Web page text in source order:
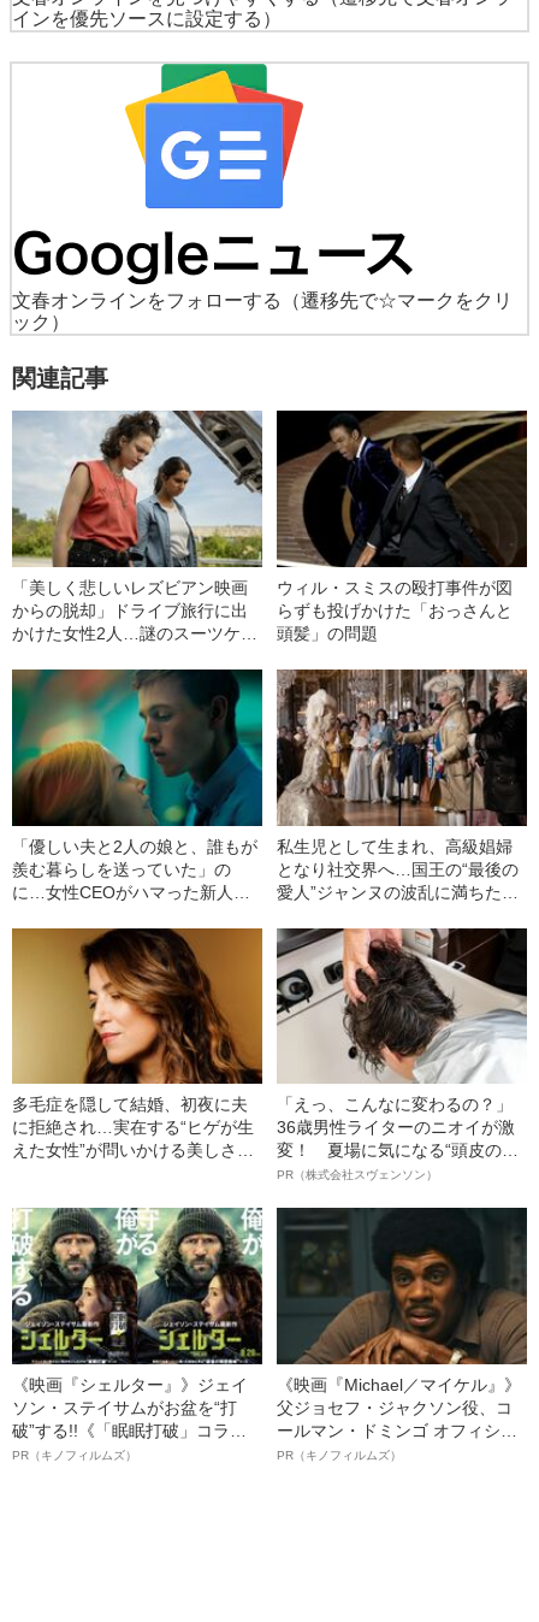
インを優先ソースに設定する）
文春オンラインをフォローする
（遷移先で☆マークをクリ
ック）
関連記事
「美しく悲しいレズビアン映画
からの脱却」ドライブ旅行に出
かけた女性2人…謎のスーツケー
イ・ドールズ」を採点！
ウィル・スミスの殴打事件が図
らずも投げかけた「おっさんと
頭髪」の問題
「優しい夫と2人の娘と、誰もが
羨む暮らしを送っていた」の
に…女性CEOがハマった新人イ
「ベイビーガール」を採点！
私生児として生まれ、高級娼婦
となり社交界へ…国王の“最後の
愛人”ジャンヌの波乱に満ちた生
ー 国王最期の愛人」を採点！
多毛症を隠して結婚、初夜に夫
に拒絶され…実在する“ヒゲが生
えた女性”が問いかける美しさの
「えっ、こんなに変わるの？」
36歳男性ライターのニオイが激
変！ 夏場に気になる“頭皮のニ
オイ”や“ベタつき”を解消す
ト”が生み出した徹底ケアとは
PR（株式会社スヴェンソン）
《映画『シェルター』》ジェイ
ソン・ステイサムがお盆を“打
破”する!!《「眠眠打破」コラ
ボ》
PR（キノフィルムズ）
《映画『Michael／マイケル』》
父ジョセフ・ジャクソン役、コ
ールマン・ドミンゴ オフィシャ
ルインタビュー“観客を魅了した
PR（キノフィルムズ）